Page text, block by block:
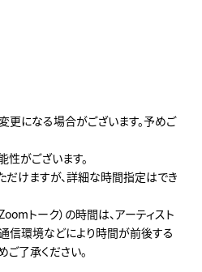
更になる場合がございます。予めご
がございます。
けますが、詳細な時間指定はでき
トーク）の時間は、アーティスト
信環境などにより時間が前後する
了承ください。